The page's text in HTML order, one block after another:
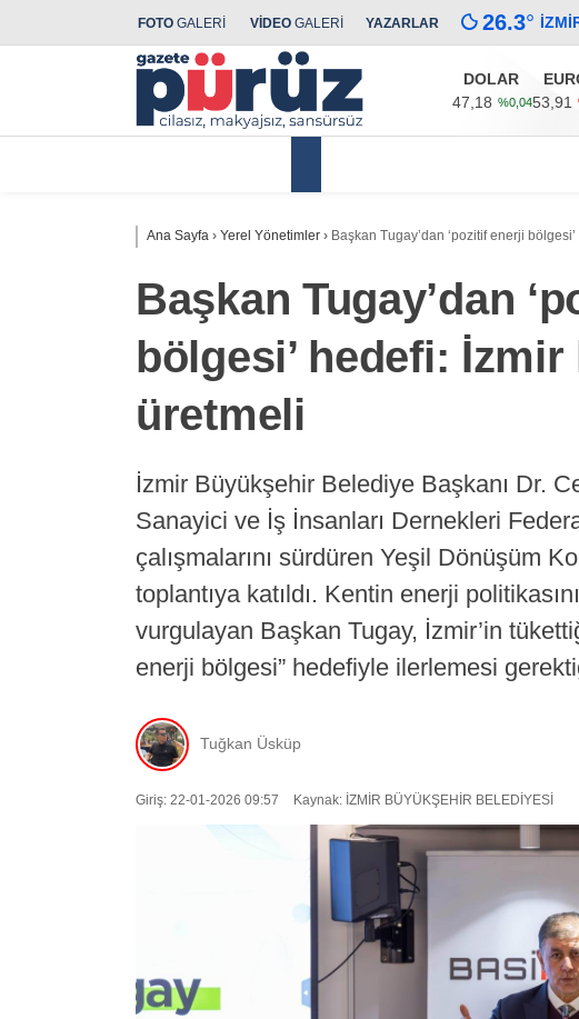
FOTO GALERİ VİDEO GALERİ YAZARLAR 26.3°
DOLAR
47,18 %0,0453,91
Ana Sayfa › Yerel Yönetimler › Başkan Tugay’dan ‘pozitif enerji
Başkan Tugay’dan
bölgesi’ hedefi:
üretmeli
İzmir Büyükşehir Belediye Başkanı Dr.
Sanayici ve İş İnsanları Dernekleri
çalışmalarını sürdüren Yeşil Dönüşüm
toplantıya katıldı. Kentin enerji
vurgulayan Başkan Tugay, İzmir’in
enerji bölgesi” hedefiyle ilerlemesi
Tuğkan Üsküp
Giriş: 22-01-2026 09:57 Kaynak: İZMİR BÜYÜKŞEHİR BELEDİYESİ